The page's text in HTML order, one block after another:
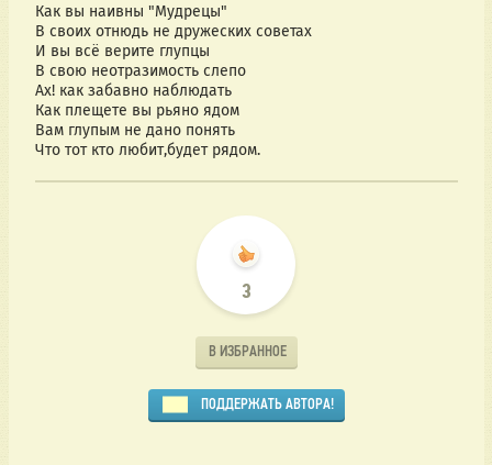
Как вы наивны "Мудрецы"
В своих отнюдь не дружеских советах
И вы всё верите глупцы
В свою неотразимость слепо
Ах! как забавно наблюдать
Как плещете вы рьяно ядом
Вам глупым не дано понять
Что тот кто любит,будет рядом.
3
В ИЗБРАННОЕ
ПОДДЕРЖАТЬ АВТОРА!